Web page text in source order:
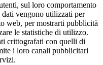
sul loro comportamento
vengono utilizzati per
web, per mostrarti pubblicità
le statistiche di utilizzo.
crittografati con quelli di
i loro canali pubblicitari